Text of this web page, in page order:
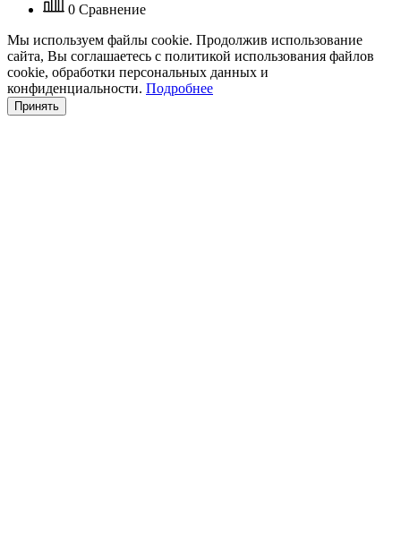
0 Сравнение
Мы используем файлы cookie. Продолжив использование
сайта, Вы соглашаетесь с политикой использования файлов
cookie, обработки персональных данных и
конфиденциальности. Подробнее
Принять